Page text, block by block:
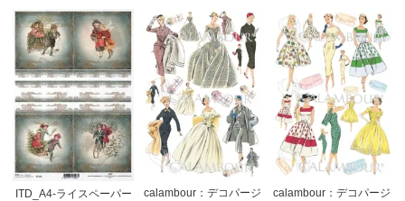
ITD_A4-ライスペーパー
calambour：デコパージ
calambour：デコパージ